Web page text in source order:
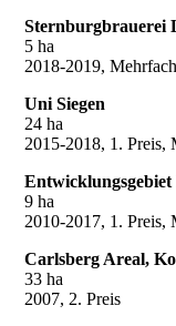
Sternburgbrauerei
5 ha
2018-2019,
Uni Siegen
24 ha
2015-2018, 1. Preis,
Entwicklungsgebiet
9 ha
2010-2017, 1. Preis,
Carlsberg Areal,
33 ha
2007, 2. Preis